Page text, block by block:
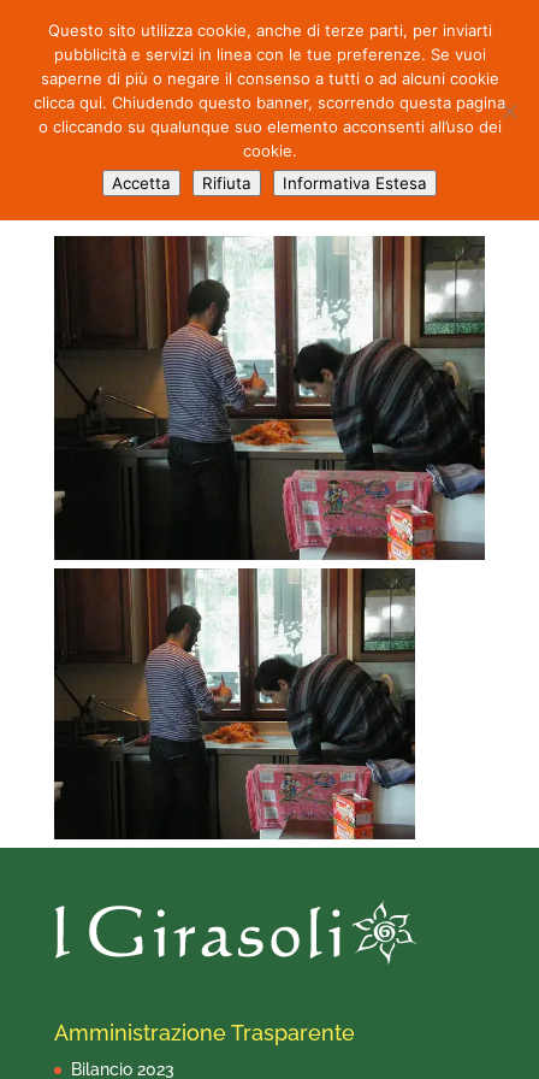
6811095773_f8d11ed095
Amministrazione Trasparente
Bilancio 2023
Questo sito utilizza cookie, anche di terze parti, per inviarti
pubblicità e servizi in linea con le tue preferenze. Se vuoi
saperne di più o negare il consenso a tutti o ad alcuni cookie
clicca qui. Chiudendo questo banner, scorrendo questa pagina
o cliccando su qualunque suo elemento acconsenti all’uso dei
cookie.
Accetta
Rifiuta Informativa Estesa